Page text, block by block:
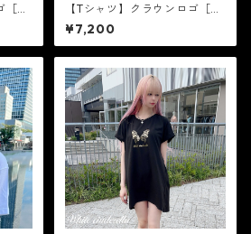
ゴ
【Tシャツ】クラウンロゴ［ゴ
ールドラメ］
¥7,200